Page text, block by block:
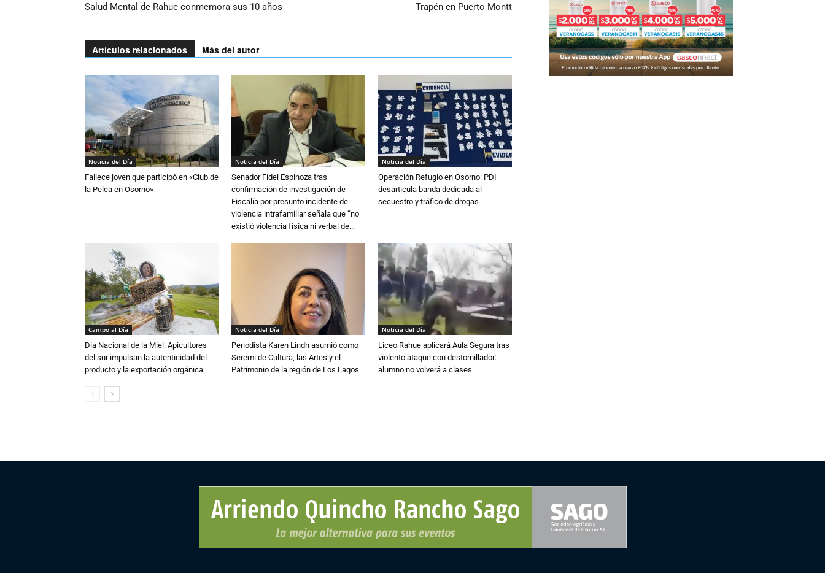
Salud Mental de Rahue conmemora sus 10 años
Trapén en Puerto Montt
Artículos relacionados Más del autor
Noticia del Día
Fallece joven que participó en «Club de
la Pelea en Osorno»
Noticia del Día
Senador Fidel Espinoza tras
confirmación de investigación de
Fiscalía por presunto incidente de
violencia intrafamiliar señala que “no
existió violencia física ni verbal de...
Noticia del Día
Operación Refugio en Osorno: PDI
desarticula banda dedicada al
secuestro y tráfico de drogas
Campo al Día
Día Nacional de la Miel: Apicultores
del sur impulsan la autenticidad del
producto y la exportación orgánica
Noticia del Día
Periodista Karen Lindh asumió como
Seremi de Cultura, las Artes y el
Patrimonio de la región de Los Lagos
Noticia del Día
Liceo Rahue aplicará Aula Segura tras
violento ataque con destornillador:
alumno no volverá a clases